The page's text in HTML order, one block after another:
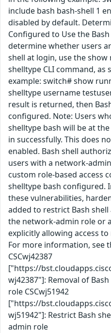
include bash bash-shell 1
disabled by default.
Configured to Use the
determine whether users
shell at login, use the
shelltype CLI command,
example: switch# show
shelltype username
result is returned, then
configured. Note: Users
shelltype bash will be at
in successfully. This does
enabled. Bash shell
users with a network-
custom role-based access
shelltype bash configured.
these vulnerabilities,
added to restrict Bash
the network-admin role or
explicitly allowing access
For more information, see
CSCwj42387
["https://
wj42387"]: Removal of
role CSCwj51942
["https://
wj51942"]: Restrict Bash
admin role